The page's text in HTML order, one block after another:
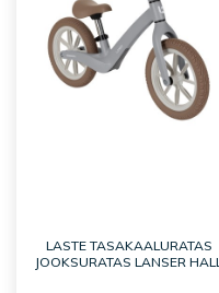
LASTE TASAKAALURATAS
JOOKSURATAS LANSER HALL